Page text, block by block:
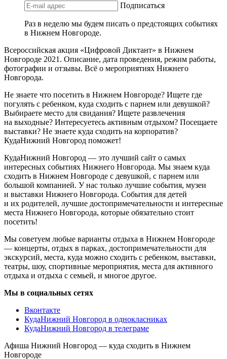
Подписаться
Раз в неделю мы будем писать о предстоящих событиях
в Нижнем Новгороде.
Всероссийская акция «Цифровой Диктант» в Нижнем
Новгороде 2021. Описание, дата проведения, режим работы,
фотографии и отзывы. Всё о мероприятиях Нижнего
Новгорода.
Не знаете что посетить в Нижнем Новгороде? Ищете где
погулять с ребенком, куда сходить с парнем или девушкой?
Выбираете место для свидания? Ищете развлечения
на выходные? Интересуетесь активным отдыхом? Посещаете
выставки? Не знаете куда сходить на корпоратив?
КудаНижний Новгород поможет!
КудаНижний Новгород — это лучший сайт о самых
интересных событиях Нижнего Новгорода. Мы знаем куда
сходить в Нижнем Новгороде с девушкой, с парнем или
большой компанией. У нас только лучшие события, музеи
и выставки Нижнего Новгорода. События для детей
и их родителей, лучшие достопримечательности и интересные
места Нижнего Новгорода, которые обязательно стоит
посетить!
Мы советуем любые варианты отдыха в Нижнем Новгороде
— концерты, отдых в парках, достопримечательности для
экскурсий, места, куда можно сходить с ребенком, выставки,
театры, шоу, спортивные мероприятия, места для активного
отдыха и отдыха с семьей, и многое другое.
Мы в социальных сетях
Вконтакте
КудаНижний Новгород в однокласниках
КудаНижний Новгород в телеграме
Афиша Нижний Новгород — куда сходить в Нижнем
Новгороде